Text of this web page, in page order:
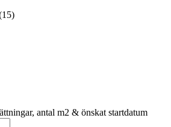
antal m2 & önskat startdatum